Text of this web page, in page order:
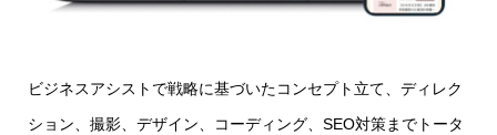
ビジネスアシストで戦略に基づいたコンセプト立て、ディレク
ション、撮影、デザイン、コーディング、SEO対策までトータ